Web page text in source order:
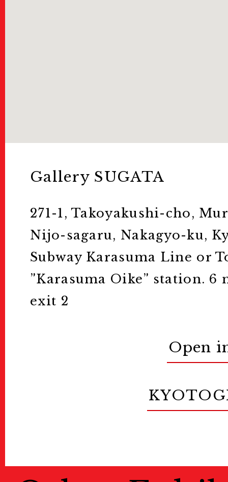
Gallery SUGATA
271-1, Takoyakushi-cho,
Nijo-sagaru, Nakagyo-ku,
Subway Karasuma Line or
”Karasuma Oike” station.
exit 2
Open
Passport/
パスポート/チケット